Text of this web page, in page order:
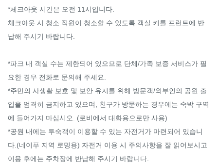
*체크아웃 시간은 오전 11시입니다.
체크아웃 시 청소 직원이 청소할 수 있도록 객실 키를 프런트에 반
납해 주시기 바랍니다.
*파크 내 객실 수는 제한되어 있으므로 단체/가족 보증 서비스가 필
요한 경우 전화로 문의해 주세요.
*주민의 사생활 보호 및 보안 유지를 위해 방문객/외부인의 공원 출
입을 엄격히 금지하고 있으며, 친구가 방문하는 경우에는 숙박 구역
에 들어가지 마십시오. (로비에서 대화용으로만 사용)
*공원 내에는 투숙객이 이용할 수 있는 자전거가 마련되어 있습니
다.(네이푸 지역 로밍용) 자전거 이용 시 주의사항을 잘 읽어보시고
이용 후에는 주차장에 반납해 주시기 바랍니다.